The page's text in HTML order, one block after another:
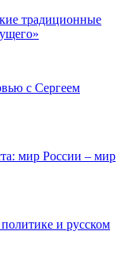
традиционные
с Сергеем
мир России – мир
и русском